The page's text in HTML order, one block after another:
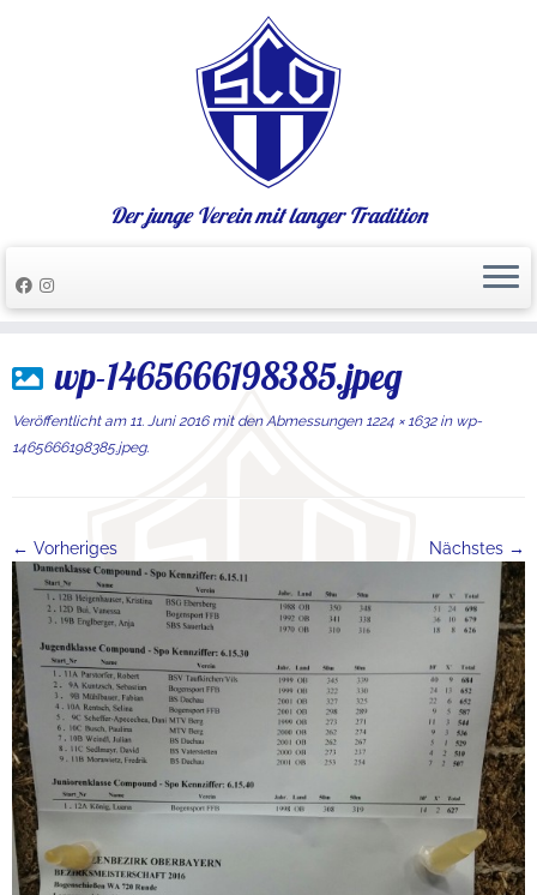
Inhalt
Der junge Verein mit langer Tradition
wp-1465666198385.jpeg
Veröffentlicht am 11. Juni 2016mit den Abmessungen1224 × 1632inwp-
1465666198385.jpeg.
← Vorheriges Nächstes →